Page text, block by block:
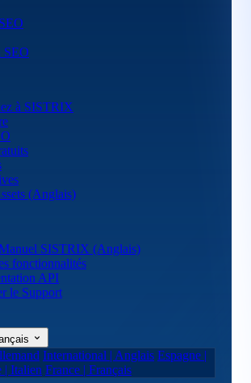
SEO
à SISTRIX
(Anglais)
SISTRIX (Anglais)
fonctionnalités
API
le Support
International | Anglais Espagne |
| Italien France | Français